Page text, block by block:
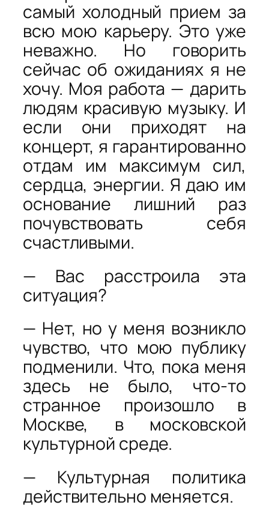
самый холодный прием за
всю мою карьеру. Это уже
неважно. Но говорить
сейчас об ожиданиях я не
хочу. Моя работа — дарить
людям красивую музыку. И
если они приходят на
концерт, я гарантированно
отдам им максимум сил,
сердца, энергии. Я даю им
основание лишний раз
почувствовать себя
счастливыми.
— Вас расстроила эта
ситуация?
— Нет, но у меня возникло
чувство, что мою публику
подменили. Что, пока меня
здесь не было, что-то
странное произошло в
Москве, в московской
культурной среде.
— Культурная политика
действительно меняется.